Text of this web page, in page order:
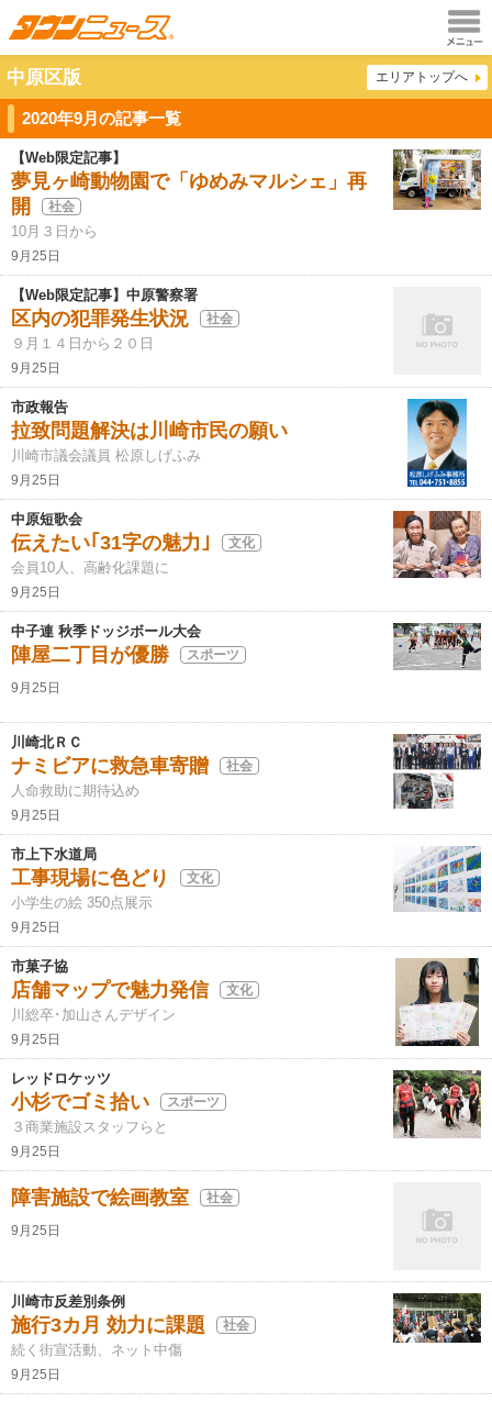
メニュ
ー
中原区版 エリアトップへ
2020年9月の記事一覧
【Web限定記事】
夢見ヶ崎動物園で「ゆめみマルシェ」再
開
社会
10月３日から
9月25日
【Web限定記事】中原警察署
区内の犯罪発生状況 社会
９月１４日から２０日
9月25日
市政報告
拉致問題解決は川崎市民の願い
川崎市議会議員 松原しげふみ
9月25日
中原短歌会
伝えたい｢31字の魅力｣ 文化
会員10人、高齢化課題に
9月25日
中子連 秋季ドッジボール大会
陣屋二丁目が優勝 スポーツ
9月25日
川崎北ＲＣ
ナミビアに救急車寄贈 社会
人命救助に期待込め
9月25日
市上下水道局
工事現場に色どり 文化
小学生の絵 350点展示
9月25日
市菓子協
店舗マップで魅力発信 文化
川総卒･加山さんデザイン
9月25日
レッドロケッツ
小杉でゴミ拾い スポーツ
３商業施設スタッフらと
9月25日
障害施設で絵画教室 社会
9月25日
川崎市反差別条例
施行3カ月 効力に課題 社会
続く街宣活動、ネット中傷
9月25日